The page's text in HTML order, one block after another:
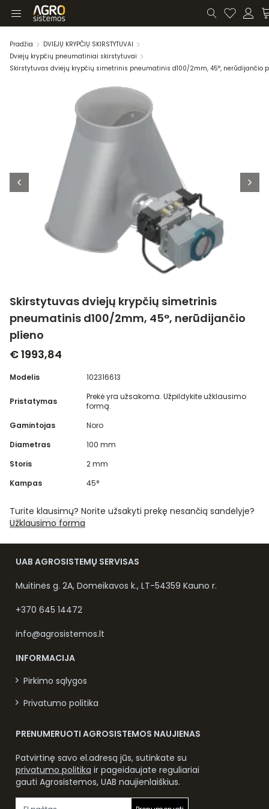
Pradžia
DVIEJŲ KRYPČIŲ SKIRSTYTUVAI
Dviejų krypčių pneumatiniai skirstytuvai
Skirstytuvas dviejų krypčių simetrinis pneumatinis d100/2mm, 45°, nerūdijančio
Skirstytuvas dviejų krypčių simetrinis
pneumatinis d100/2mm, 45°, nerūdijančio
plieno
€ 1993,84
Modelis 102316613
Pristatymas
Prekė yra užsakoma. Užpildykite užklausimo
formą.
Gamintojas
Noro
Diametras
100 mm
Storis
2 mm
Kampas
45°
Turite klausimų? Norite užsakyti prekę nesančią sandėlyje?
Užklausimo forma
UAB AGROSISTEMŲ SERVISAS
Muitinės g. 2A, Domeikavos k., LT-54359 Kauno r.
+370 645 14472
info@agrosistemos.lt
INFORMACIJA
Pirkimo sąlygos
Privatumo politika
PRENUMERUOTI AGROSISTEMOS NAUJIENAS
Patvirtinę savo el.adresą jūs, sutinkate su
privatumo politika ir pageidaujate reguliariai
gauti Agrosistemos, UAB naujienlaiškius.